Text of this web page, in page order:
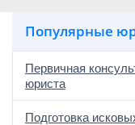
Популярные
Первичная
юриста
Подготовка